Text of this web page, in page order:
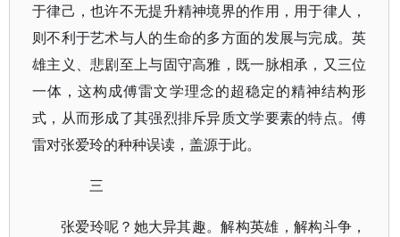
于律己，也许不无提升精神境界的作用，用于律人，
则不利于艺术与人的生命的多方面的发展与完成。英
雄主义、悲剧至上与固守高雅，既一脉相承，又三位
一体，这构成傅雷文学理念的超稳定的精神结构形
式，从而形成了其强烈排斥异质文学要素的特点。傅
雷对张爱玲的种种误读，盖源于此。
三
张爱玲呢？她大异其趣。解构英雄，解构斗争，